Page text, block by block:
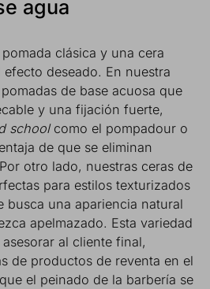
agua
clásica y una cera
deseado. En nuestra
de base acuosa que
y una fijación fuerte,
schoolcomo el pompadour o
de que se eliminan
otro lado, nuestras ceras de
para estilos texturizados
busca una apariencia natural
apelmazado. Esta variedad
al cliente final,
de productos de reventa en el
el peinado de la barbería se